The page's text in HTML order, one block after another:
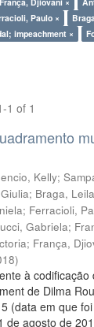
Paulo ×
impeachment ×
1 of 1
Kelly;
; Braga, Leila
; Ferracioli,
Gabriela;
; França,
)
à
de Dilma
(data em que
de agosto de